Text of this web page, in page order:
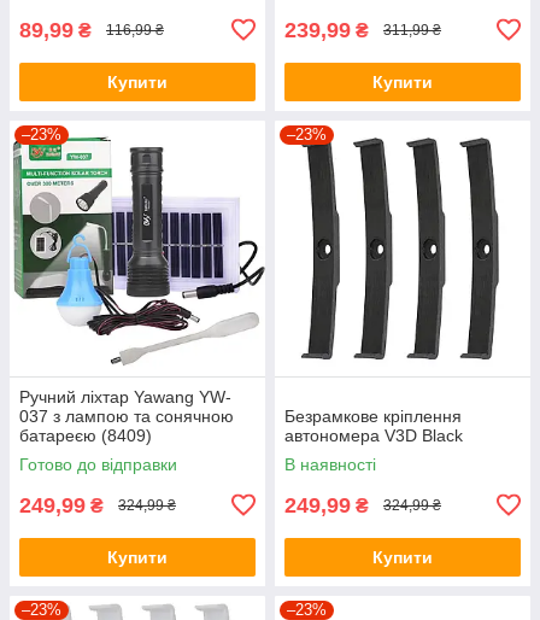
89,99 ₴ 116,99 ₴
Купити
239,99 ₴ 311,99 ₴
Купити
–23%
Ручний ліхтар Yawang YW-
037 з лампою та сонячною
батареєю (8409)
Готово до відправки
249,99 ₴ 324,99 ₴
Купити
–23%
Безрамкове кріплення
автономера V3D Black
В наявності
249,99 ₴ 324,99 ₴
Купити
–23% –23%